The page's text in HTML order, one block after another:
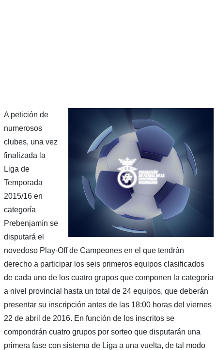
A petición de
numerosos
clubes, una vez
finalizada la
Liga de
Temporada
2015/16 en
categoría
Prebenjamín se
disputará el
novedoso Play-Off de Campeones en el que tendrán
derecho a participar los seis primeros equipos clasificados
de cada uno de los cuatro grupos que componen la categoría
a nivel provincial hasta un total de 24 equipos, que deberán
presentar su inscripción antes de las 18:00 horas del viernes
22 de abril de 2016. En función de los inscritos se
compondrán cuatro grupos por sorteo que disputarán una
primera fase con sistema de Liga a una vuelta, de tal modo